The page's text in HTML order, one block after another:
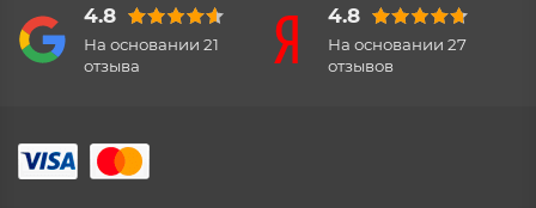
4.8
На основании 21
отзыва
4.8
На основании 27
отзывов